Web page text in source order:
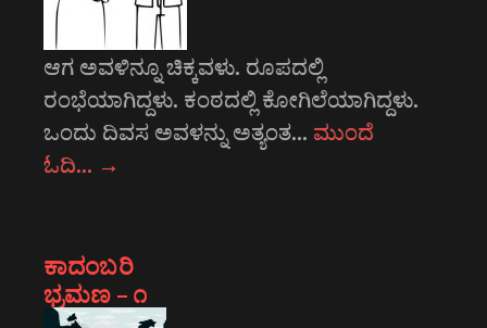
ಆಗ ಅವಳಿನ್ನೂ ಚಿಕ್ಕವಳು. ರೂಪದಲ್ಲಿ
ರಂಭೆಯಾಗಿದ್ದಳು. ಕಂಠದಲ್ಲಿ ಕೋಗಿಲೆಯಾಗಿದ್ದಳು.
ಒಂದು ದಿವಸ ಅವಳನ್ನು ಅತ್ಯಂತ… ಮುಂದೆ
ಓದಿ… →
ಕಾದಂಬರಿ
ಭ್ರಮಣ – ೧